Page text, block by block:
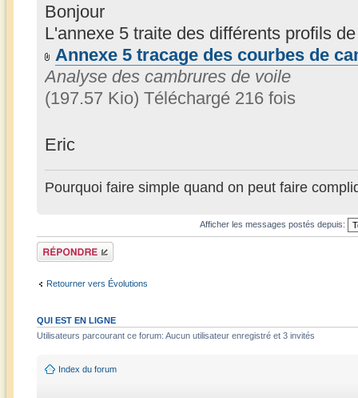
Bonjour
L'annexe 5 traite des différents profils
Annexe 5 tracage des courbes de
Analyse des cambrures de voile
(197.57 Kio) Téléchargé 216 fois
Eric
Pourquoi faire simple quand on peut faire
Afficher les messages postés depuis:
Répondre
Retourner vers Évolutions
QUI EST EN LIGNE
Utilisateurs parcourant ce forum: Aucun utilisateur enregistré et 3 invités
Index du forum